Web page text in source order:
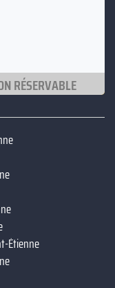
RÉSERVABLE
Étienne